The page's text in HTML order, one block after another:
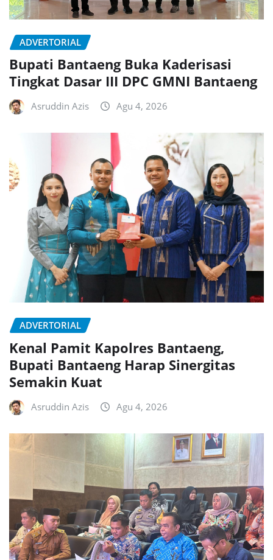
ADVERTORIAL
Bupati Bantaeng Buka Kaderisasi
Tingkat Dasar III DPC GMNI Bantaeng
Asruddin Azis Agu 4, 2026
ADVERTORIAL
Kenal Pamit Kapolres Bantaeng,
Bupati Bantaeng Harap Sinergitas
Semakin Kuat
Asruddin Azis Agu 4, 2026